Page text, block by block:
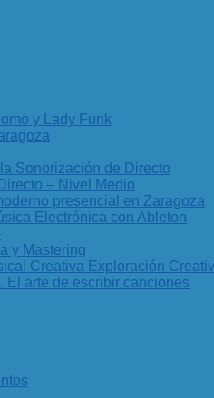
y Lady Funk
Sonorización de Directo
– Nivel Medio
presencial en Zaragoza
Electrónica con Ableton
y Mastering
Creativa Exploración
El arte de escribir canciones